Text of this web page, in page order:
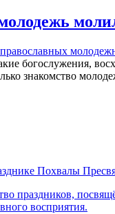
богослужения,
знакомство
Похвалы
праздников,
восприятия.